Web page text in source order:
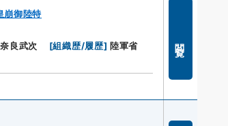
崩御陸特
良武次 [組織歴/履歴] 陸軍省